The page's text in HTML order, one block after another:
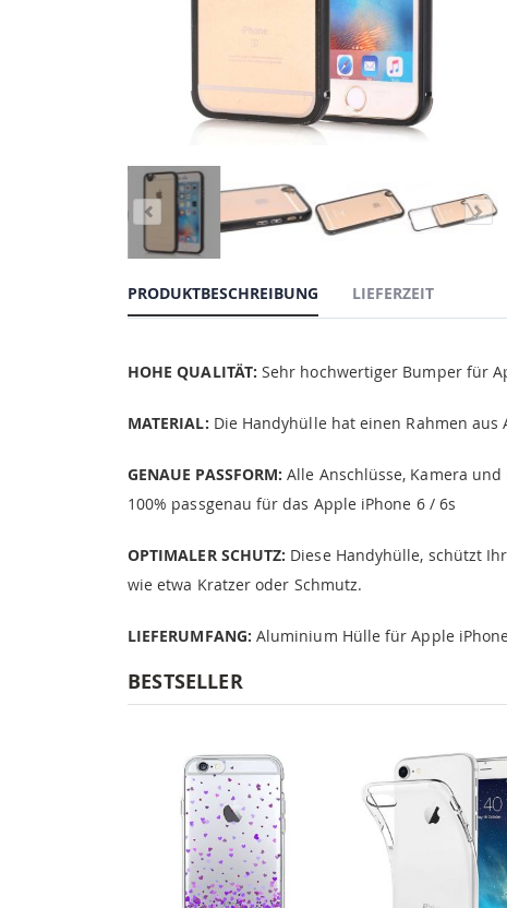
PRODUKTBESCHREIBUNG
HOHE QUALITÄT: Sehr hochwertiger Bumper für
MATERIAL: Die Handyhülle hat einen Rahmen
GENAUE PASSFORM: Alle Anschlüsse, Kamera
100% passgenau für das Apple iPhone 6 / 6s
OPTIMALER SCHUTZ: Diese Handyhülle, schützt
wie etwa Kratzer oder Schmutz.
LIEFERUMFANG: Aluminium Hülle für Apple
LIEFERZEIT
BESTSELLER